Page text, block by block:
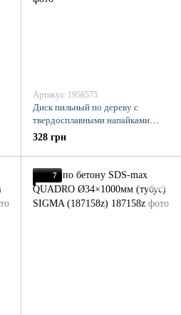
Артикул: 1958575
Диск пильный по дереву с
твердосплавными напайками
Ø230×32(30;25.4)×60Т, 6000об/
мин GRAD (1958575)
328 грн
7